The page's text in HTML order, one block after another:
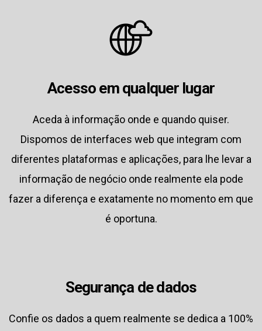
Acesso em qualquer lugar
Aceda à informação onde e quando quiser.
Dispomos de interfaces web que integram com
diferentes plataformas e aplicações, para lhe levar a
informação de negócio onde realmente ela pode
fazer a diferença e exatamente no momento em que
é oportuna.
Segurança de dados
Confie os dados a quem realmente se dedica a 100%